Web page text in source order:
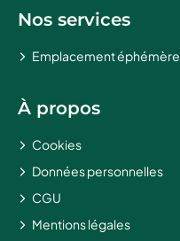
Nos services
Emplacement éphémère
À propos
Cookies
Données personnelles
CGU
Mentions légales